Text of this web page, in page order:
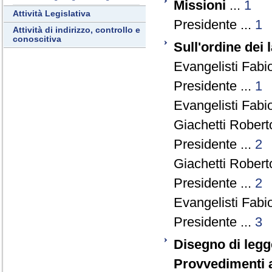
Attività Legislativa
Attività di indirizzo, controllo e
conoscitiva
Missioni ... 1
Presidente ... 1
Sull'ordine dei
Evangelisti
Presidente ... 1
Evangelisti
Giachetti
Presidente ... 2
Giachetti
Presidente ... 2
Evangelisti
Presidente ... 3
Disegno di
Provvedimenti